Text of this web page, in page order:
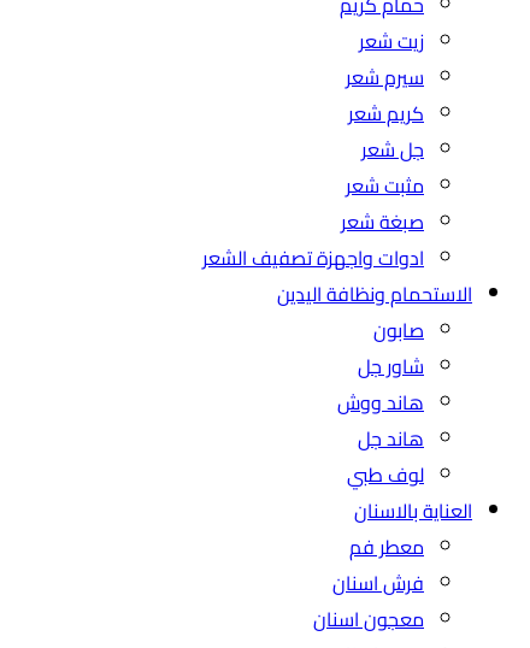
زيت شعر
سيرم شعر
كريم شعر
جل شعر
مثبت شعر
صبغة شعر
ادوات واجهزة تصفيف الشعر
الاستحمام ونظافة اليدين
صابون
شاور جل
هاند ووش
هاند جل
لوف طبي
العناية بالاسنان
معطر فم
فرش اسنان
معجون اسنان